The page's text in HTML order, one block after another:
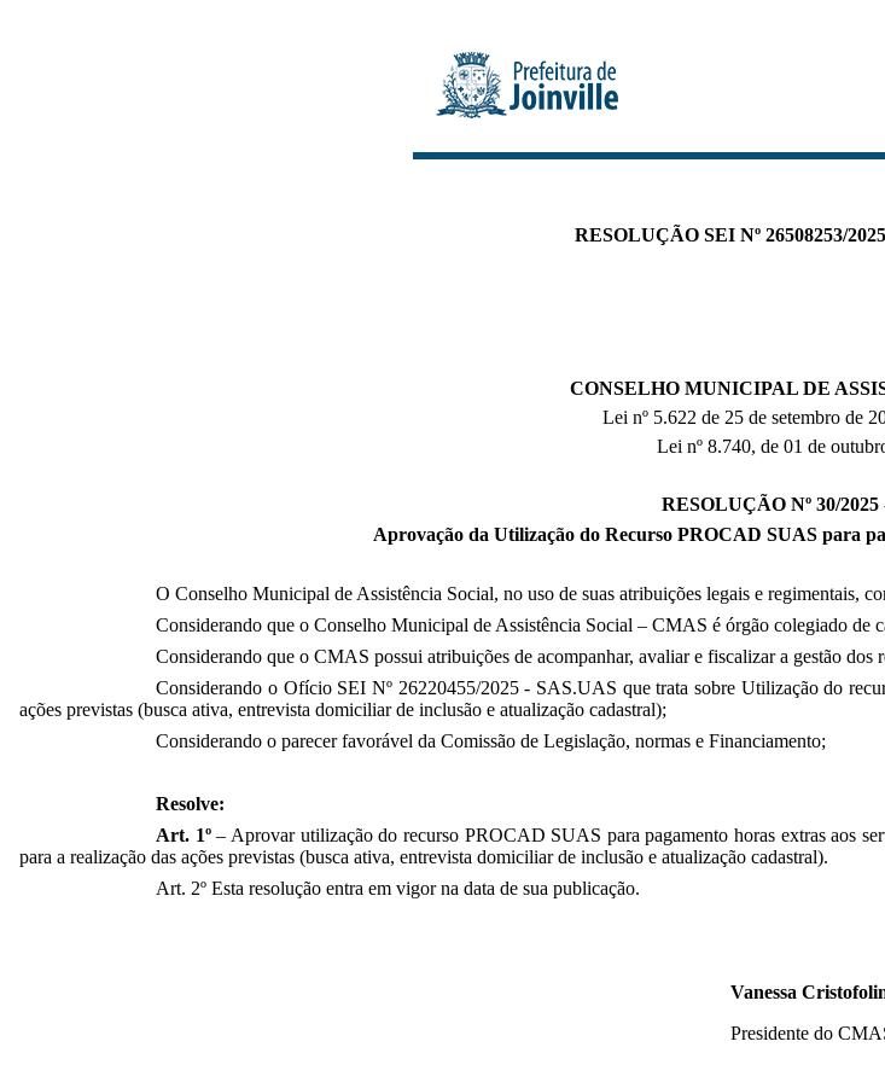
RESOLUÇÃO SEI Nº 26508253/
CONSELHO MUNICIPAL DE
Lei nº 5.622 de 25 de setembro de
Lei nº 8.740, de 01 de
RESOLUÇÃO Nº 30/
Aprovação da Utilização do Recurso PROCAD SUAS para
O Conselho Municipal de Assistência Social, no uso de suas atribuições legais e regimentais,
Considerando que o Conselho Municipal de Assistência Social – CMAS é órgão colegiado de
Considerando que o CMAS possui atribuições de acompanhar, avaliar e fiscalizar a gestão
Considerando o Ofício SEI Nº 26220455/2025 - SAS.UAS que trata sobre Utilização do
ações previstas (busca ativa, entrevista domiciliar de inclusão e atualização cadastral);
Considerando o parecer favorável da Comissão de Legislação, normas e Financiamento;
Resolve:
Art. 1º– Aprovar utilização do recurso PROCAD SUAS para pagamento horas extras aos
para a realização das ações previstas (busca ativa, entrevista domiciliar de inclusão e atualização cadastral).
Art. 2º Esta resolução entra em vigor na data de sua publicação.
Vanessa
Presidente do